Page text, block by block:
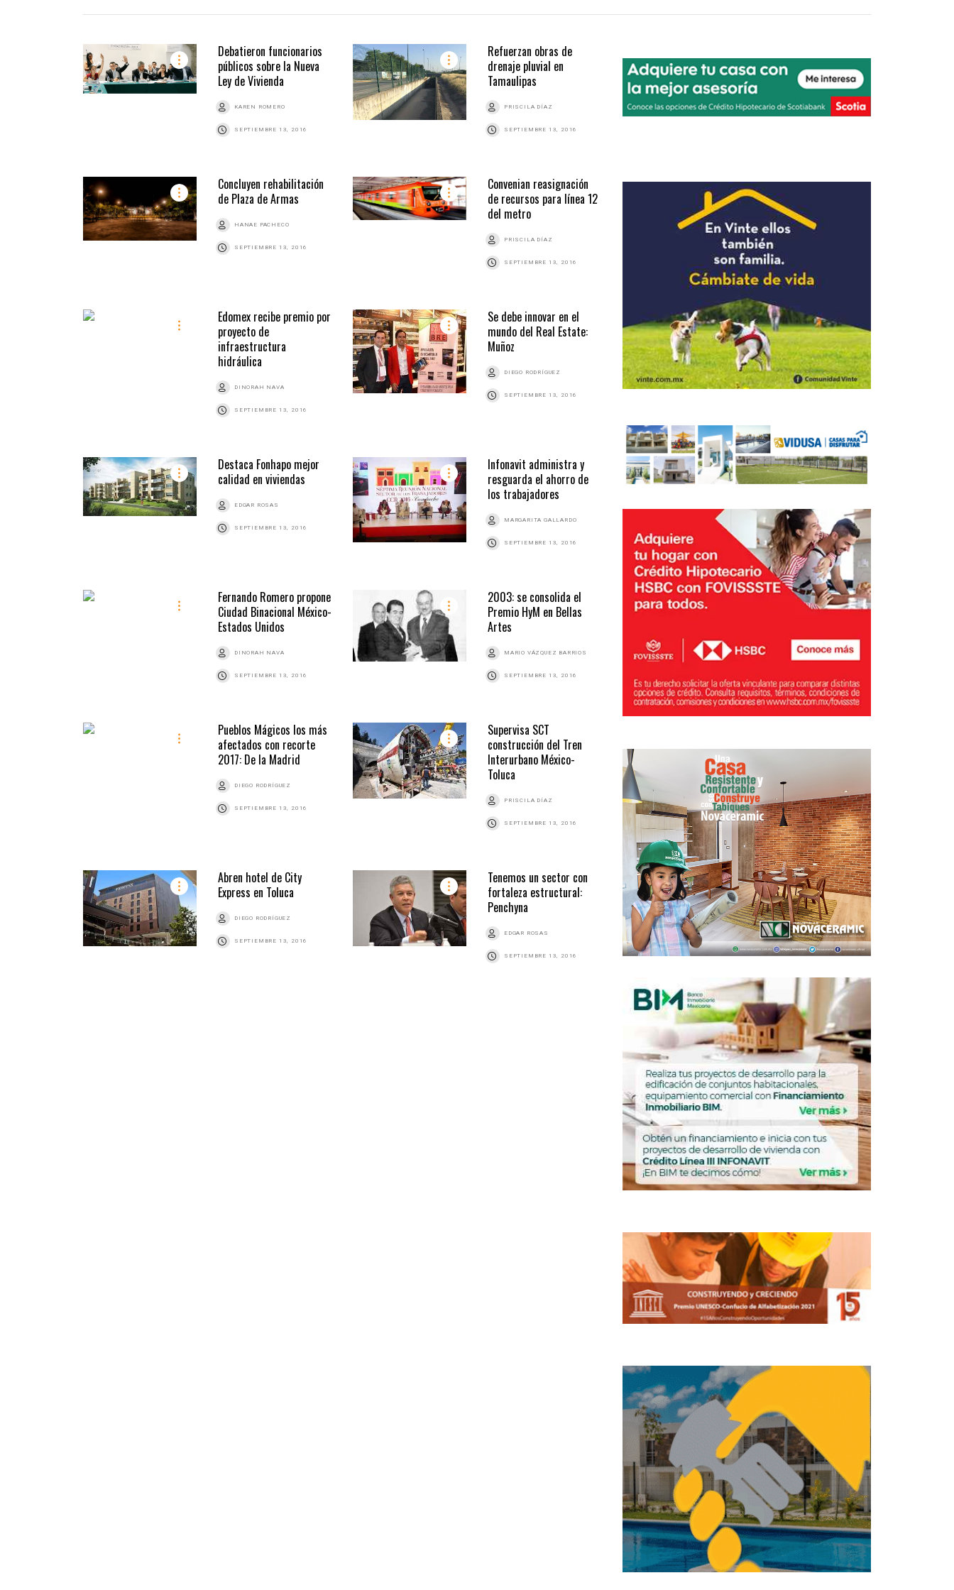
Debatieron funcionarios
públicos sobre la Nueva
Ley de Vivienda
KAREN ROMERO
SEPTIEMBRE 13, 2016
Refuerzan obras de
drenaje pluvial en
Tamaulipas
PRISCILA DÍAZ
SEPTIEMBRE 13, 2016
Concluyen rehabilitación
de Plaza de Armas
HANAE PACHECO
SEPTIEMBRE 13, 2016
Convenian reasignación
de recursos para línea 12
del metro
PRISCILA DÍAZ
SEPTIEMBRE 13, 2016
Edomex recibe premio por
proyecto de
infraestructura
hidráulica
DINORAH NAVA
SEPTIEMBRE 13, 2016
Se debe innovar en el
mundo del Real Estate:
Muñoz
DIEGO RODRÍGUEZ
SEPTIEMBRE 13, 2016
Destaca Fonhapo mejor
calidad en viviendas
EDGAR ROSAS
SEPTIEMBRE 13, 2016
Infonavit administra y
resguarda el ahorro de
los trabajadores
MARGARITA GALLARDO
SEPTIEMBRE 13, 2016
Fernando Romero propone
Ciudad Binacional México-
Estados Unidos
DINORAH NAVA
SEPTIEMBRE 13, 2016
2003: se consolida el
Premio HyM en Bellas
Artes
MARIO VÁZQUEZ BARRIOS
SEPTIEMBRE 13, 2016
Pueblos Mágicos los más
afectados con recorte
2017: De la Madrid
DIEGO RODRÍGUEZ
SEPTIEMBRE 13, 2016
Supervisa SCT
construcción del Tren
Interurbano México-
Toluca
PRISCILA DÍAZ
SEPTIEMBRE 13, 2016
Abren hotel de City
Express en Toluca
DIEGO RODRÍGUEZ
SEPTIEMBRE 13, 2016
Tenemos un sector con
fortaleza estructural:
Penchyna
EDGAR ROSAS
SEPTIEMBRE 13, 2016